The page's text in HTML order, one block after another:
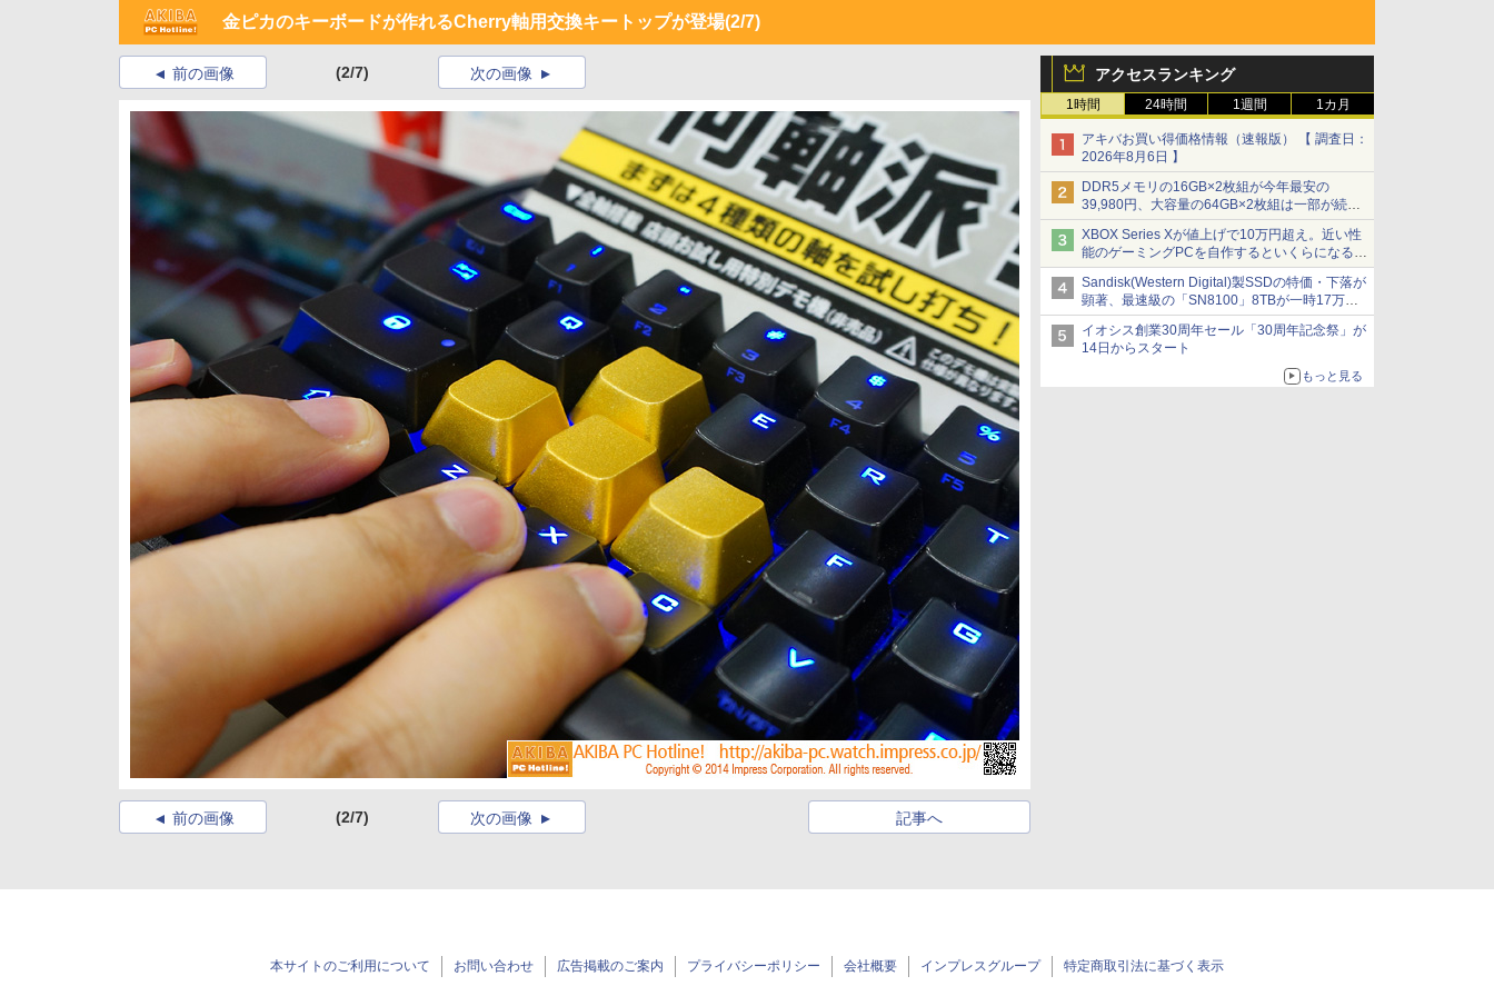
金ピカのキーボードが作れるCherry軸用交換キートップが登場(2/7)
アクセスランキング
1時間 24時間 1週間 1カ月
アキバお買い得価格情報（速報版） 【 調査日：
2026年8月6日 】
DDR5メモリの16GB×2枚組が今年最安の
39,980円、大容量の64GB×2枚組は一部が続騰
[8月前半のメモリ価格]
XBOX Series Xが値上げで10万円超え。近い性
能のゲーミングPCを自作するといくらになる？
【石田賀津男の『酒の肴にPCゲーム』】
Sandisk(Western Digital)製SSDの特価・下落が
顕著、最速級の「SN8100」8TBが一時17万円
割れ [8月前半のSSD価格]
イオシス創業30周年セール「30周年記念祭」が
14日からスタート
もっと見る
前の画像 (2/7) 次の画像
前の画像 (2/7) 記事へ
次の画像
本サイトのご利用について お問い合わせ 広告掲載のご案内 プライバシーポリシー 会社概要 インプレスグループ 特定商取引法に基づく表示